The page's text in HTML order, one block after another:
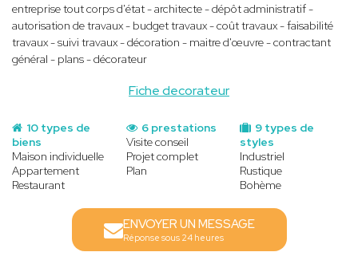
Fiche decorateur
entreprise tout corps d'état - architecte - dépôt administratif -
autorisation de travaux - budget travaux - coût travaux - faisabilité
travaux - suivi travaux - décoration - maitre d'œuvre - contractant
général - plans - décorateur
10 types de
biens
Maison individuelle
Appartement
Restaurant
9 types de
styles
Industriel
Rustique
Bohème
6 prestations
Visite conseil
Projet complet
Plan
ENVOYER UN MESSAGE
Réponse sous 24 heures